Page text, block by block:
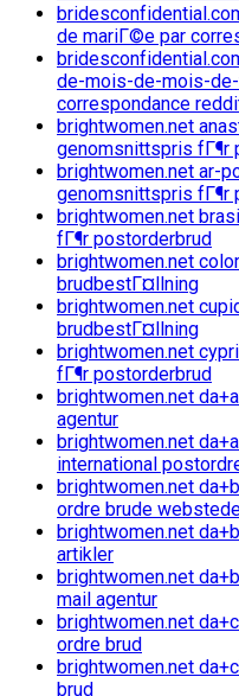
de mariГ©e par
de-mois-de-mois-
correspondance
brightwomen.net
genomsnittspris fГ¶r
brightwomen.net ar-
genomsnittspris fГ¶r
brightwomen.net
fГ¶r postorderbrud
brightwomen.net
brudbestГ¤llning
brightwomen.net
brudbestГ¤llning
brightwomen.net
fГ¶r postorderbrud
brightwomen.net
agentur
brightwomen.net
international
brightwomen.net
ordre brude
brightwomen.net
artikler
brightwomen.net
mail agentur
brightwomen.net
ordre brud
brightwomen.net
brud